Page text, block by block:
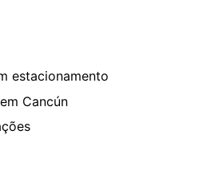
estacionamento
Cancún